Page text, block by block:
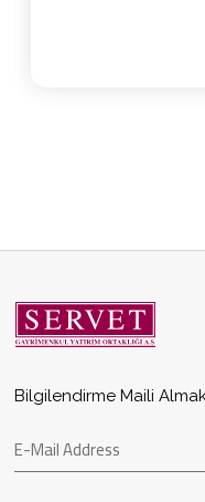
Bilgilendirme Maili